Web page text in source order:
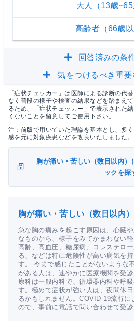
大人（13歳~65
高齢者（66歳以
回答済みの条
気をつけるべき重要
「症状チェッカー」は医師による診断の代
なく普段の様子や検査の結果などを踏まえ
るため、「症状チェッカー」で表示された
くないことを留意してご使用下さい。
注：前版で用いていた理論を基本とし、多
感を元に対象疾患などを改良いたしました。
胸が痛い・苦しい（数日以内
ックを探
胸が痛い・苦しい（数日以内
急な胸の痛みを起こす原因は、心臓
なものから、様子をみてかまわない
高齢、高血圧、糖尿病、コレステロ
る、などは特に危険性が高い病気を
す。 今まで感じたことがないような
がある人は、速やかに医療機関を受
療科は一般内科で、循環器内科や呼
す。極めて症状が強い人は、夜間休
るかもしれません。COVID-19流行に
ので、事前に電話で問い合わせて受診